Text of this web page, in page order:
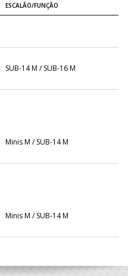
ESCALÃO/FUNÇÃO
SUB-14 M / SUB-16 M
Minis M / SUB-14 M
Minis M / SUB-14 M